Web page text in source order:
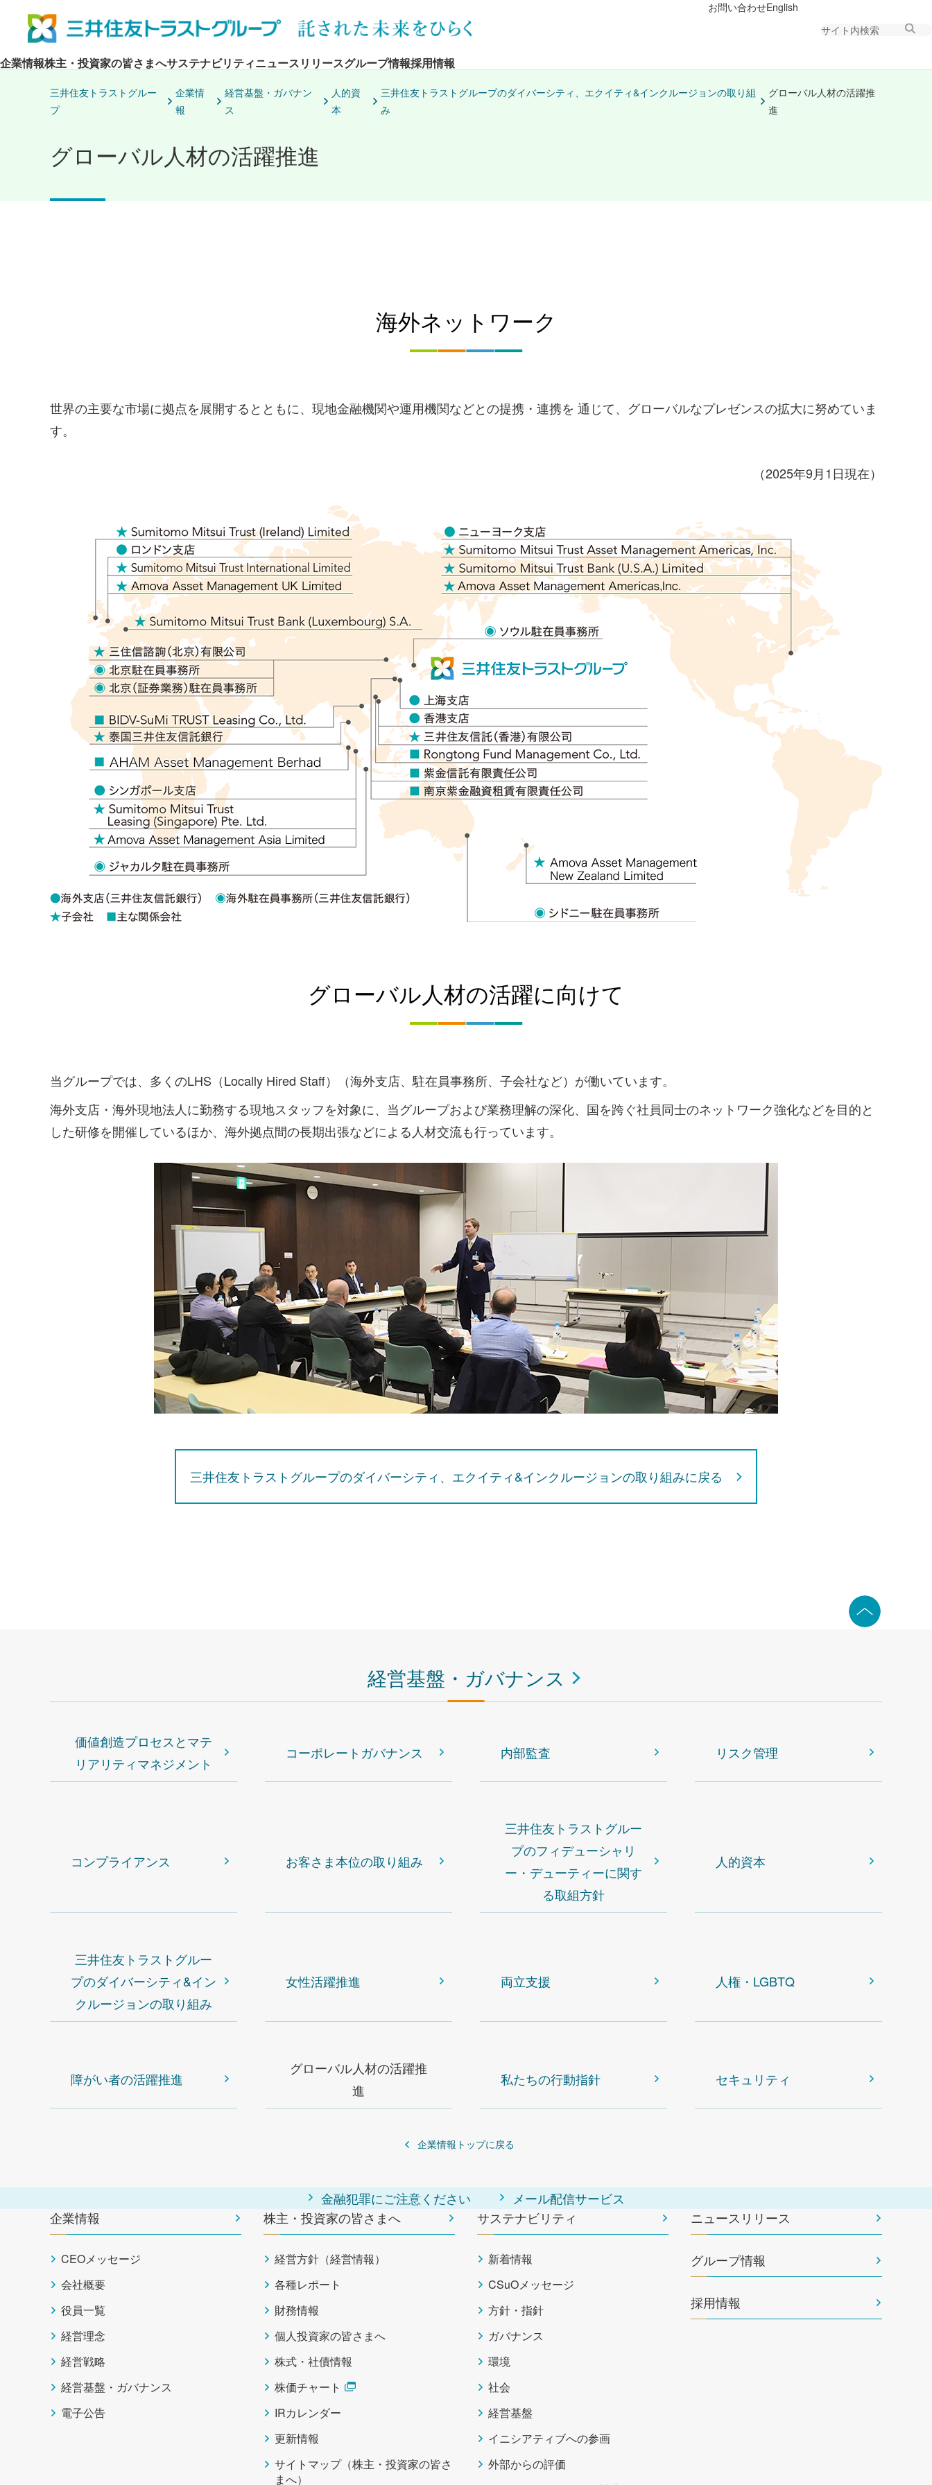
企業情報株主・投資家の皆さまへサステナビリティニュースリリースグループ情報採用情報
お問い合わせEnglish
三井住友トラストグルー
プ
企業情
報
経営基盤・ガバナン
ス
人的資
本
三井住友トラストグループのダイバーシティ、エクイティ&インクルージョンの取り組
み
グローバル人材の活躍推
進
グローバル人材の活躍推進
海外ネットワーク
世界の主要な市場に拠点を展開するとともに、現地金融機関や運用機関などとの提携・連携を 通じて、グローバルなプレゼンスの拡大に努めていま
す。
（2025年9月1日現在）
グローバル人材の活躍に向けて
当グループでは、多くのLHS（Locally Hired Staff）（海外支店、駐在員事務所、子会社など）が働いています。
海外支店・海外現地法人に勤務する現地スタッフを対象に、当グループおよび業務理解の深化、国を跨ぐ社員同士のネットワーク強化などを目的と
した研修を開催しているほか、海外拠点間の長期出張などによる人材交流も行っています。
三井住友トラストグループのダイバーシティ、エクイティ&インクルージョンの取り組みに戻る
経営基盤・ガバナンス
価値創造プロセスとマテ
リアリティマネジメント
コーポレートガバナンス 内部監査 リスク管理
コンプライアンス お客さま本位の取り組み
三井住友トラストグルー
プのフィデューシャリ
ー・デューティーに関す
る取組方針
人的資本
三井住友トラストグルー
プのダイバーシティ&イン
クルージョンの取り組み
女性活躍推進 両立支援 人権・LGBTQ
障がい者の活躍推進
グローバル人材の活躍推
進
私たちの行動指針 セキュリティ
企業情報トップに戻る
金融犯罪にご注意ください
メール配信サービス
企業情報
CEOメッセージ
会社概要
役員一覧
経営理念
経営戦略
経営基盤・ガバナンス
電子公告
株主・投資家の皆さまへ
経営方針（経営情報）
各種レポート
財務情報
個人投資家の皆さまへ
株式・社債情報
株価チャート
IRカレンダー
更新情報
サイトマップ（株主・投資家の皆さ
まへ）
サステナビリティ
新着情報
CSuOメッセージ
方針・指針
ガバナンス
環境
社会
経営基盤
イニシアティブへの参画
外部からの評価
ニュースリリース
グループ情報
採用情報